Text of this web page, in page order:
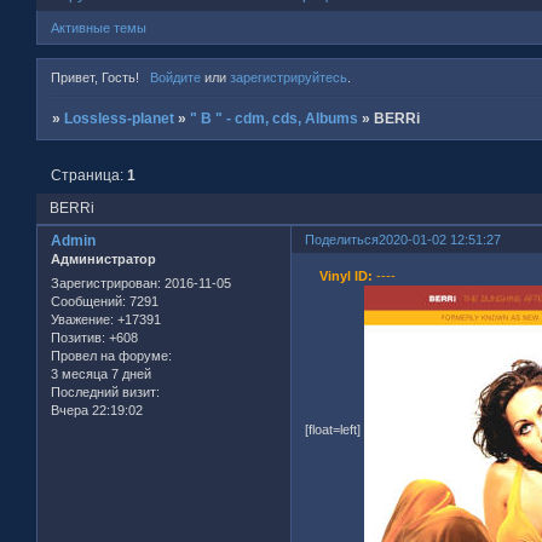
Активные темы
Привет, Гость! Войдитеили зарегистрируйтесь.
» Lossless-planet » " B " - cdm, cds, Albums » BERRi
BERRi
Страница:1
Поделиться2020-01-02 12:51:27
Admin
Администратор
Зарегистрирован: 2016-11-05
Сообщений: 7291
Уважение: +17391
Позитив: +608
Провел на форуме:
3 месяца 7 дней
Последний визит:
Вчера 22:19:02
Vinyl ID: ----
[float=left]